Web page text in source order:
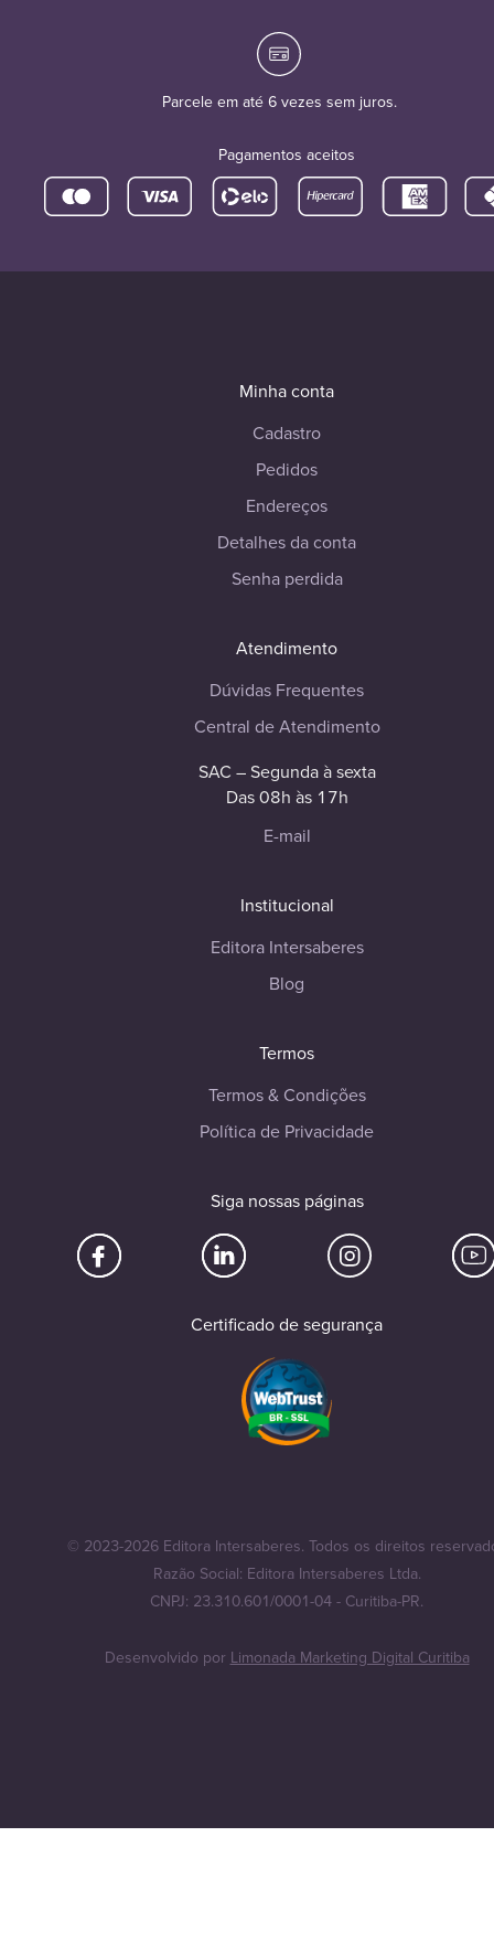
Parcele em até 6 vezes sem juros.
Pagamentos aceitos
Minha conta
Cadastro
Pedidos
Endereços
Detalhes da conta
Senha perdida
Atendimento
Dúvidas Frequentes
Central de Atendimento
SAC – Segunda à sexta
Das 08h às 17h
E-mail
Institucional
Editora Intersaberes
Blog
Termos
Termos & Condições
Política de Privacidade
Siga nossas páginas
Certificado de segurança
© 2023-2026 Editora Intersaberes. Todos os direitos
Razão Social: Editora Intersaberes Ltda.
CNPJ: 23.310.601/0001-04 - Curitiba-PR.
Desenvolvido porLimonada Marketing Digital Curitiba